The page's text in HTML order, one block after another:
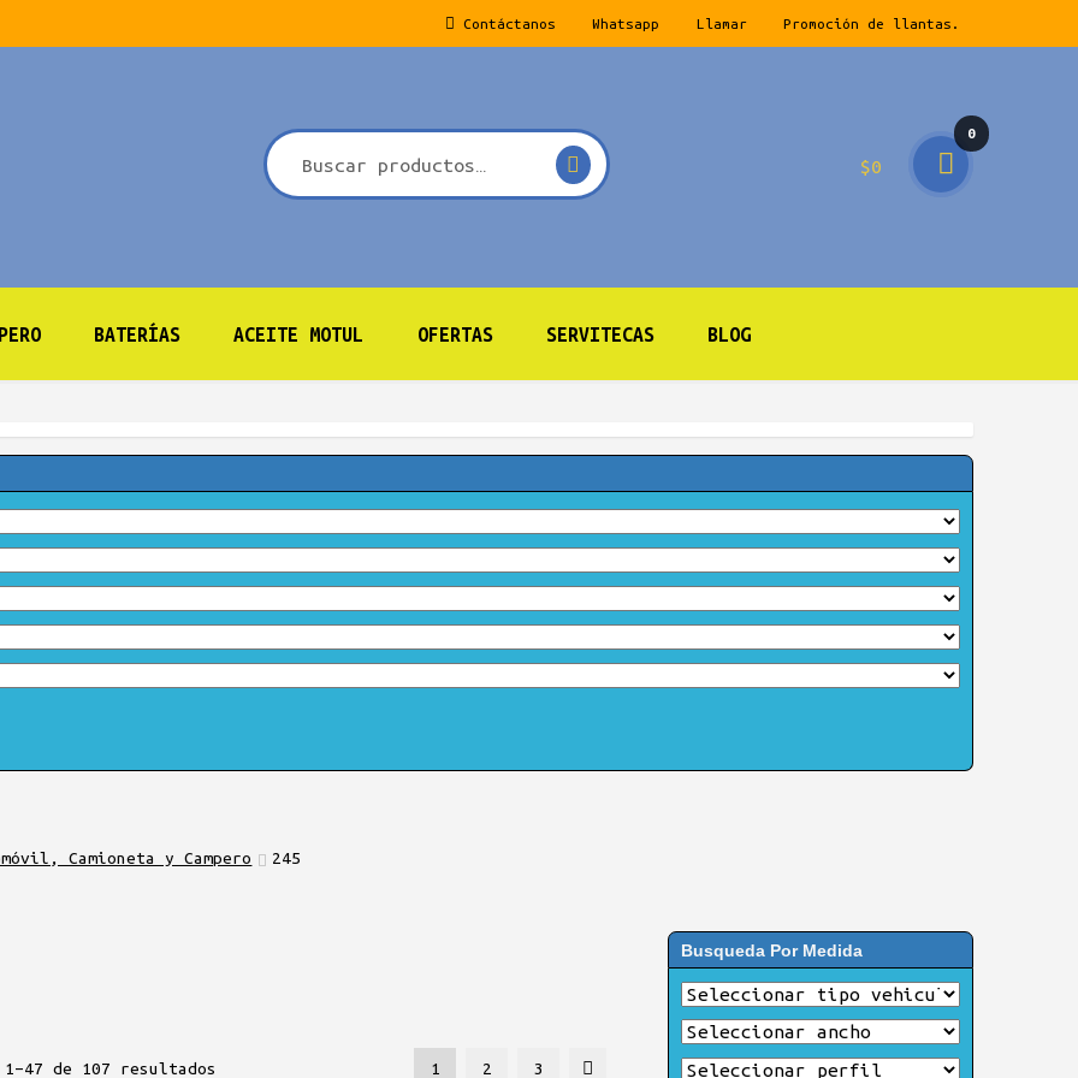
Contáctanos Whatsapp Llamar Promoción de llantas.
$0
0
prod
BATERÍAS ACEITE MOTUL OFERTAS SERVITECAS BLOG
Camioneta y Campero 245
1–47 de 107 resultados 1 2 3
Busqueda Por Medida